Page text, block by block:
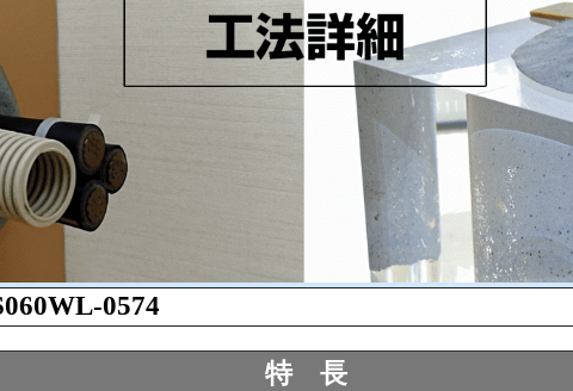
弾性パテ・特殊品
0574
特 長